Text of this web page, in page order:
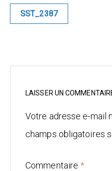
Sunustreet
Fashion
Culinaire
Industrielle
Mariage
Architecture
Navigation
SST_2387
LAISSER UN
Votre adresse e-mail
champs obligatoires
Commentaire *